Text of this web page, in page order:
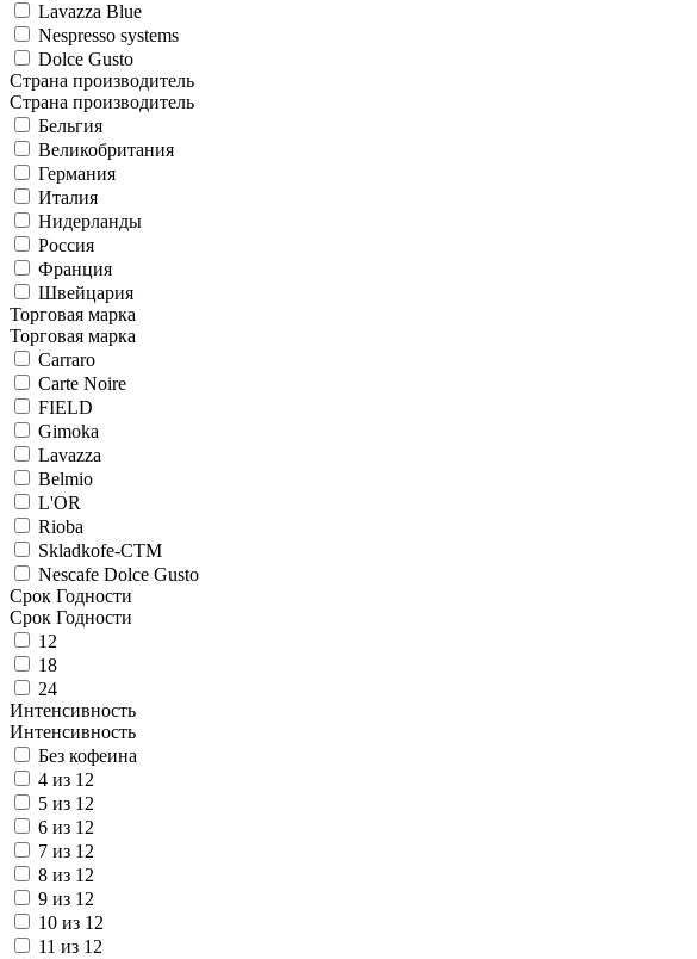
Lavazza Blue
Nespresso systems
Dolce Gusto
Страна производитель
Страна производитель
Бельгия
Великобритания
Германия
Италия
Нидерланды
Россия
Франция
Швейцария
Торговая марка
Торговая марка
Carraro
Carte Noire
FIELD
Gimoka
Lavazza
Belmio
L'OR
Rioba
Skladkofe-CTM
Nescafe Dolce Gusto
Срок Годности
Срок Годности
12
18
24
Интенсивность
Интенсивность
Без кофеина
4 из 12
5 из 12
6 из 12
7 из 12
8 из 12
9 из 12
10 из 12
11 из 12